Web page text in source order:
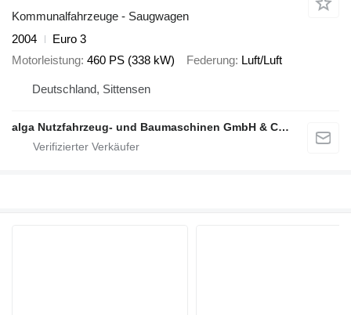
Kommunalfahrzeuge - Saugwagen
2004
Euro 3
Motorleistung 460 PS (338 kW) Federung Luft/Luft
Deutschland, Sittensen
alga Nutzfahrzeug- und Baumaschinen GmbH & Co. KG